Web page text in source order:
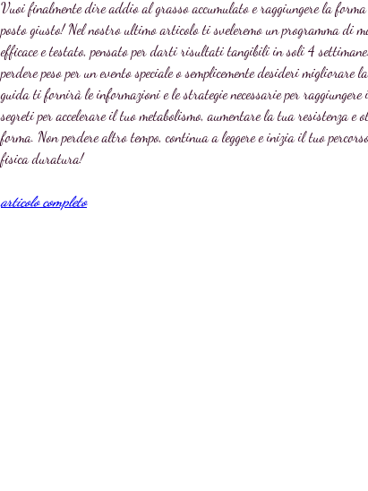
Vuoi finalmente dire addio al grasso accumulato e raggiungere la
posto giusto! Nel nostro ultimo articolo ti sveleremo un programma di
efficace e testato, pensato per darti risultati tangibili in soli 4
perdere peso per un evento speciale o semplicemente desideri migliorare
guida ti fornirà le informazioni e le strategie necessarie per
segreti per accelerare il tuo metabolismo, aumentare la tua resistenza e
forma. Non perdere altro tempo, continua a leggere e inizia il tuo
fisica duratura!
articolo completo